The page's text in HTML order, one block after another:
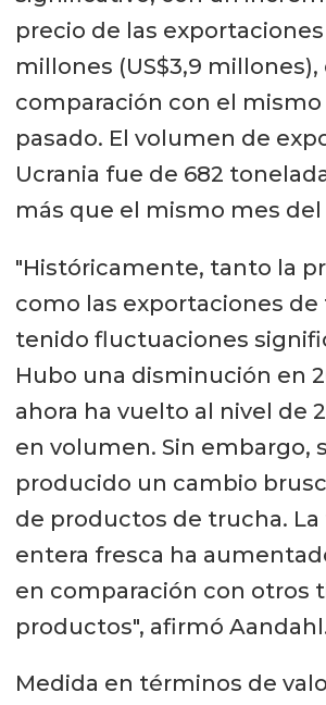
precio de las exportaciones
millones (US$3,9 millones),
comparación con el
pasado. El volumen de
Ucrania fue de 682
más que el mismo mes del
"Históricamente, tanto la
como las exportaciones de
tenido fluctuaciones
Hubo una disminución en
ahora ha vuelto al nivel de
en volumen. Sin embargo,
producido un cambio
de productos de trucha. La
entera fresca ha
en comparación con otros
productos", afirmó
Medida en términos de